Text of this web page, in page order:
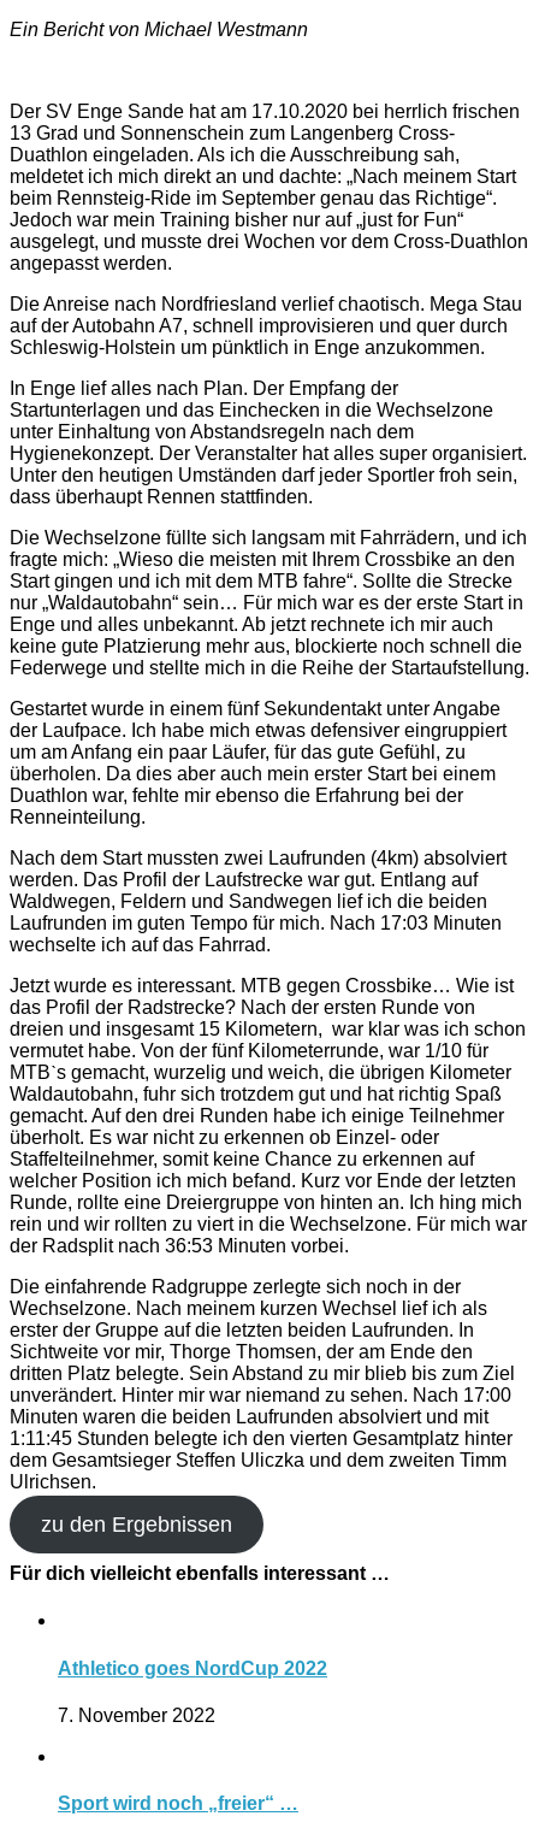
Ein Bericht von Michael Westmann
Der SV Enge Sande hat am 17.10.2020 bei herrlich frischen
13 Grad und Sonnenschein zum Langenberg Cross-
Duathlon eingeladen. Als ich die Ausschreibung sah,
meldetet ich mich direkt an und dachte: „Nach meinem Start
beim Rennsteig-Ride im September genau das Richtige“.
Jedoch war mein Training bisher nur auf „just for Fun“
ausgelegt, und musste drei Wochen vor dem Cross-Duathlon
angepasst werden.
Die Anreise nach Nordfriesland verlief chaotisch. Mega Stau
auf der Autobahn A7, schnell improvisieren und quer durch
Schleswig-Holstein um pünktlich in Enge anzukommen.
In Enge lief alles nach Plan. Der Empfang der
Startunterlagen und das Einchecken in die Wechselzone
unter Einhaltung von Abstandsregeln nach dem
Hygienekonzept. Der Veranstalter hat alles super organisiert.
Unter den heutigen Umständen darf jeder Sportler froh sein,
dass überhaupt Rennen stattfinden.
Die Wechselzone füllte sich langsam mit Fahrrädern, und ich
fragte mich: „Wieso die meisten mit Ihrem Crossbike an den
Start gingen und ich mit dem MTB fahre“. Sollte die Strecke
nur „Waldautobahn“ sein… Für mich war es der erste Start in
Enge und alles unbekannt. Ab jetzt rechnete ich mir auch
keine gute Platzierung mehr aus, blockierte noch schnell die
Federwege und stellte mich in die Reihe der Startaufstellung.
Gestartet wurde in einem fünf Sekundentakt unter Angabe
der Laufpace. Ich habe mich etwas defensiver eingruppiert
um am Anfang ein paar Läufer, für das gute Gefühl, zu
überholen. Da dies aber auch mein erster Start bei einem
Duathlon war, fehlte mir ebenso die Erfahrung bei der
Renneinteilung.
Nach dem Start mussten zwei Laufrunden (4km) absolviert
werden. Das Profil der Laufstrecke war gut. Entlang auf
Waldwegen, Feldern und Sandwegen lief ich die beiden
Laufrunden im guten Tempo für mich. Nach 17:03 Minuten
wechselte ich auf das Fahrrad.
Jetzt wurde es interessant. MTB gegen Crossbike… Wie ist
das Profil der Radstrecke? Nach der ersten Runde von
dreien und insgesamt 15 Kilometern, war klar was ich schon
vermutet habe. Von der fünf Kilometerrunde, war 1/10 für
MTBˋs gemacht, wurzelig und weich, die übrigen Kilometer
Waldautobahn, fuhr sich trotzdem gut und hat richtig Spaß
gemacht. Auf den drei Runden habe ich einige Teilnehmer
überholt. Es war nicht zu erkennen ob Einzel- oder
Staffelteilnehmer, somit keine Chance zu erkennen auf
welcher Position ich mich befand. Kurz vor Ende der letzten
Runde, rollte eine Dreiergruppe von hinten an. Ich hing mich
rein und wir rollten zu viert in die Wechselzone. Für mich war
der Radsplit nach 36:53 Minuten vorbei.
Die einfahrende Radgruppe zerlegte sich noch in der
Wechselzone. Nach meinem kurzen Wechsel lief ich als
erster der Gruppe auf die letzten beiden Laufrunden. In
Sichtweite vor mir, Thorge Thomsen, der am Ende den
dritten Platz belegte. Sein Abstand zu mir blieb bis zum Ziel
unverändert. Hinter mir war niemand zu sehen. Nach 17:00
Minuten waren die beiden Laufrunden absolviert und mit
1:11:45 Stunden belegte ich den vierten Gesamtplatz hinter
dem Gesamtsieger Steffen Uliczka und dem zweiten Timm
Ulrichsen.
zu den Ergebnissen
Für dich vielleicht ebenfalls interessant …
Athletico goes NordCup 2022
7. November 2022
Sport wird noch „freier“ …